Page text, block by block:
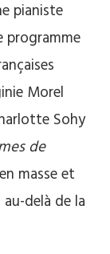
pianiste
programme
Morel
Sohy
de
masse et
delà de la